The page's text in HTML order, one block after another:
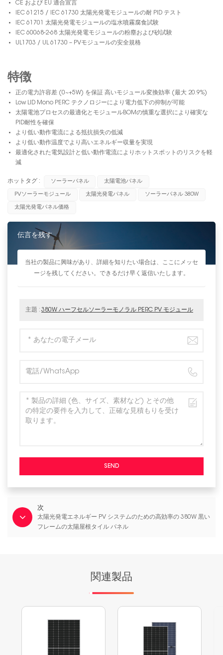
CE および EU 適合宣言
IEC 61215 / IEC 61730 太陽光発電モジュールの耐 PID テスト
IEC 61701 太陽光発電モジュールの塩水噴霧腐食試験
IEC 60068-2-68 太陽光発電モジュールの粉塵および砂試験
UL1703 / UL 61730 – PVモジュールの安全規格
特徴
正の電力許容差 (0~+5W) を保証 高いモジュール変換効率 (最大 20.9%)
Low LID Mono PERC テクノロジーにより電力低下の抑制が可能
太陽電池プロセスの最適化とモジュールBOMの慎重な選択により確実な
PID耐性を確保
より低い動作電流による抵抗損失の低減
より低い動作温度でより高いエネルギー収量を実現
最適化された電気設計と低い動作電流によりホットスポットのリスクを軽
減
ホットタグ : ソーラーパネル 太陽電池パネル
PVソーラーモジュール 太陽光発電パネル ソーラーパネル 380W
太陽光発電パネル価格
伝言を残す
当社の製品に興味があり、詳細を知りたい場合は、ここにメッセ
ージを残してください。できるだけ早く返信いたします。
主題 : 380W ハーフセルソーラーモノラル PERC PV モジュール
SEND
次
太陽光発電エネルギー PV システムのための高効率の 380W 黒い
フレームの太陽屋根タイル パネル
関連製品